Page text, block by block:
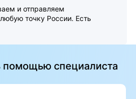
и отправляем
точку России. Есть
помощью специалиста